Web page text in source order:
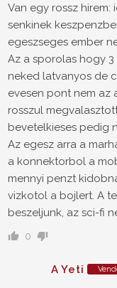
Van egy rossz
senkinek
egeszseges ember
Az a sporolas hogy
neked latvanyos de
evesen pont nem az
rosszul
bevetelkieses pedig
Az egesz arra a
a konnektorbol a
mennyi penzt
vizkotol a bojlert. A
beszeljunk, az sci-fi
0
A Yeti